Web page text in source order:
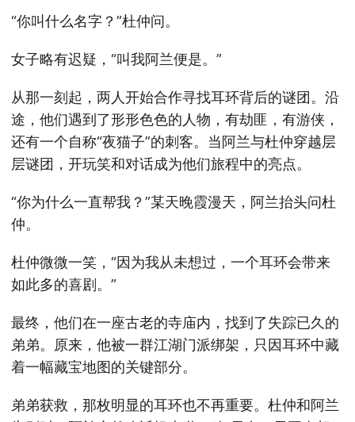
“你叫什么名字？”杜仲问。
女子略有迟疑，“叫我阿兰便是。”
从那一刻起，两人开始合作寻找耳环背后的谜团。沿
途，他们遇到了形形色色的人物，有劫匪，有游侠，
还有一个自称“夜猫子”的刺客。当阿兰与杜仲穿越层
层谜团，开玩笑和对话成为他们旅程中的亮点。
“你为什么一直帮我？”某天晚霞漫天，阿兰抬头问杜
仲。
杜仲微微一笑，“因为我从未想过，一个耳环会带来
如此多的喜剧。”
最终，他们在一座古老的寺庙内，找到了失踪已久的
弟弟。原来，他被一群江湖门派绑架，只因耳环中藏
着一幅藏宝地图的关键部分。
弟弟获救，那枚明显的耳环也不再重要。杜仲和阿兰